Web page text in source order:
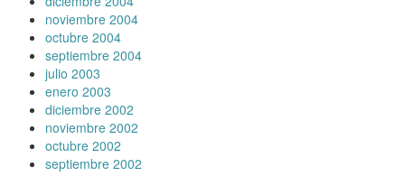
noviembre 2004
octubre 2004
septiembre 2004
julio 2003
enero 2003
diciembre 2002
noviembre 2002
octubre 2002
septiembre 2002